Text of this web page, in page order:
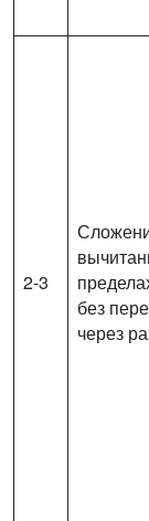
2-3
без
через